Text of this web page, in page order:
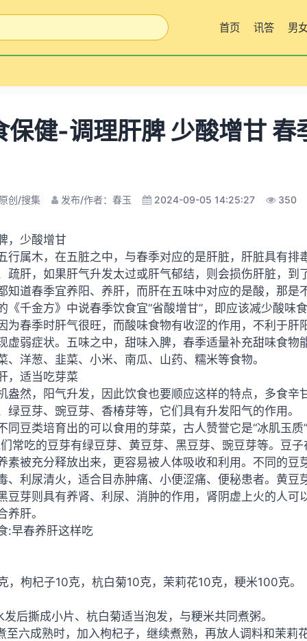
首页 讯答 男
保健-调理肝脾 少酸增甘 春
创/搜集 发布/作者：春玉 2024-09-05 14:25:27 350
，少酸增甘
行属木，在五脏之中，与春季对应的是肝脏，肝脏具有
疏肝，如果肝气升发太过或肝气郁结，则会损伤肝脏，到
知道春季宜养阳、养肝，而肝在五味中对应的是酸，那
《千金方》中说春季饮食宜“省酸增甘”，即应该减少酸味
为春季时肝气很旺，而酸味食物有收涩的作用，不利于
虚弱症状。五味之中，甜味入脾，春季适量补充甜味食
、洋葱、韭菜、小米、南瓜、山药、糯米等食物。
，适当吃芽菜
盎然，阳气升发，因此饮食也要顺应这样的特点，多食
绿豆芽、豌豆芽、香椿芽等，它们具有升发阳气的作用。
同豆类培育出的可以食用的芽菜，古人赞誉它是“冰肌玉
常吃的豆芽有绿豆芽、黄豆芽、黑豆芽、豌豆芽等。豆
素被充分释放出来，更容易被人体吸收和利用。不同的
、利尿清火，适合目赤肿痛、小便涩痛、便秘患者。黄
豆芽则具有养肾、利尿、消肿的作用，肾阴虚上火的人
养肝。
:早春养肝这样吃
，枸杞子10克，杭白菊10克，茉莉花10克，粳米100克。
发后撕成小片、杭白菊适当泡发，与粳米共同煮粥。
至六成熟时，加入枸杞子，继续煮熟，再放人调料和茉莉